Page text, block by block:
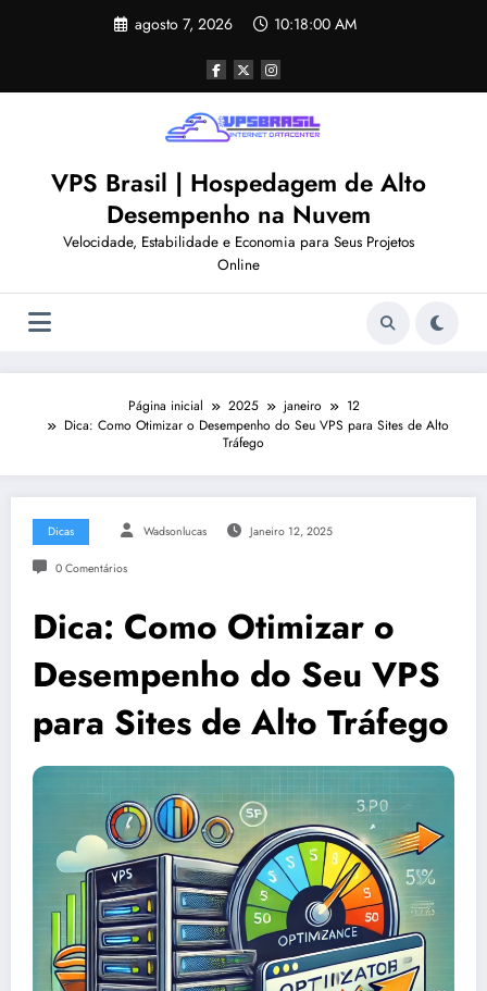
agosto 7, 2026 10:18:00 AM
VPS Brasil | Hospedagem de Alto
Desempenho na Nuvem
Velocidade, Estabilidade e Economia para Seus Projetos
Online
Página inicial 2025 janeiro
12
Dica: Como Otimizar o Desempenho do Seu VPS para Sites de Alto
Tráfego
Dicas Wadsonlucas Janeiro 12, 2025
0 Comentários
Dica: Como Otimizar o
Desempenho do Seu VPS
para Sites de Alto Tráfego